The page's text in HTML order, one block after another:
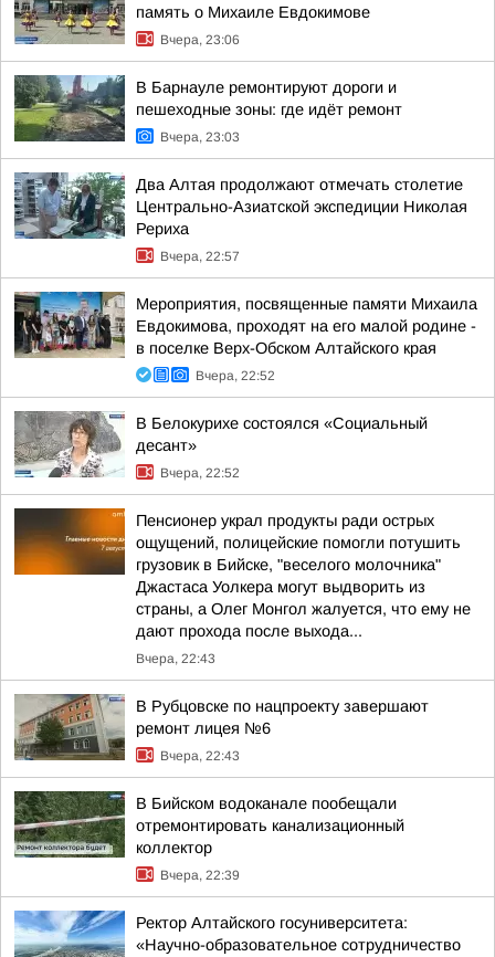
память о Михаиле Евдокимове
Вчера, 23:06
В Барнауле ремонтируют дороги и
пешеходные зоны: где идёт ремонт
Вчера, 23:03
Два Алтая продолжают отмечать столетие
Центрально-Азиатской экспедиции Николая
Рериха
Вчера, 22:57
Мероприятия, посвященные памяти Михаила
Евдокимова, проходят на его малой родине -
в поселке Верх-Обском Алтайского края
Вчера, 22:52
В Белокурихе состоялся «Социальный
десант»
Вчера, 22:52
Пенсионер украл продукты ради острых
ощущений, полицейские помогли потушить
грузовик в Бийске, "веселого молочника"
Джастаса Уолкера могут выдворить из
страны, а Олег Монгол жалуется, что ему не
дают прохода после выхода...
Вчера, 22:43
В Рубцовске по нацпроекту завершают
ремонт лицея №6
Вчера, 22:43
В Бийском водоканале пообещали
отремонтировать канализационный
коллектор
Вчера, 22:39
Ректор Алтайского госуниверситета:
«Научно-образовательное сотрудничество